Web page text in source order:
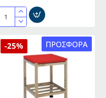
Πάγκος
από
πολυαιθυλένιο
διαστάσεων
ΠΡΟΣΦΟΡΆ
-25%